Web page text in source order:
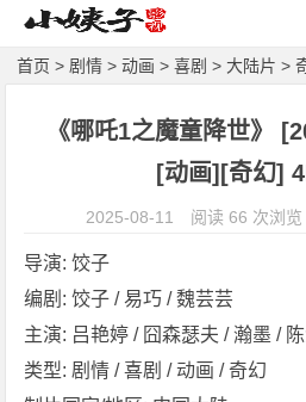
首页 > 剧情 >动画 >喜剧 >大陆片 >
《哪吒1之魔童降世》
[动画][奇幻]
2025-08-11 阅读 66 次浏览
导演: 饺子
编剧: 饺子 / 易巧 / 魏芸芸
主演: 吕艳婷 / 囧森瑟夫 / 瀚墨 /
类型: 剧情 / 喜剧 / 动画 / 奇幻